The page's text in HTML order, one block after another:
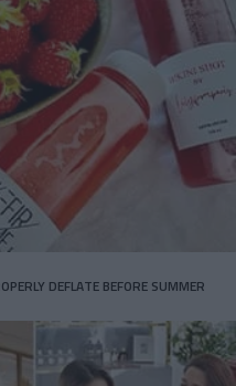
DEFLATE BEFORE SUMMER